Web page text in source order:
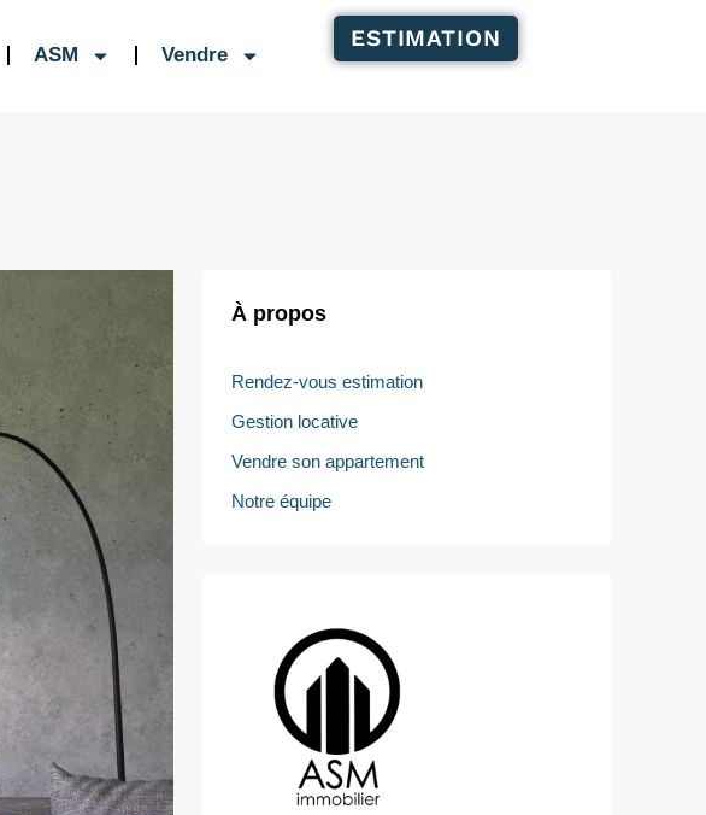
ASM Vendre
ESTIMATION
À propos
Rendez-vous estimation
Gestion locative
Vendre son appartement
Notre équipe